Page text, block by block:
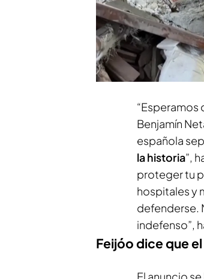
Las medidas
una
discurso
del pueblo
paquete
“Esperamos
Benjamín
española
la historia”,
proteger tu
hospitales y
defenderse.
indefenso”,
Feijóo dice que